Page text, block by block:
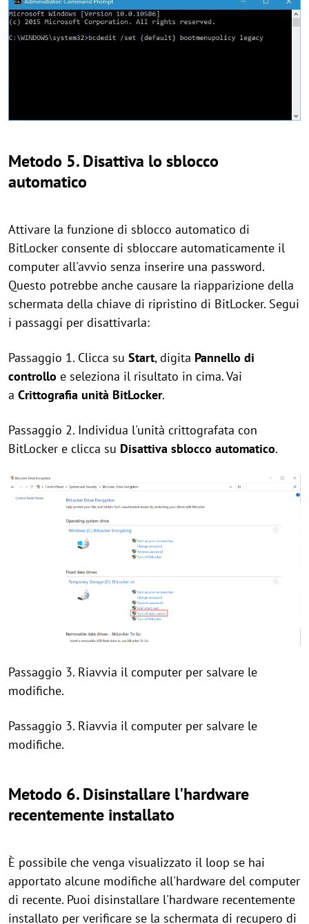
Metodo 5. Disattiva lo sblocco
automatico
Attivare la funzione di sblocco automatico di
BitLocker consente di sbloccare automaticamente il
computer all'avvio senza inserire una password.
Questo potrebbe anche causare la riapparizione della
schermata della chiave di ripristino di BitLocker. Segui
i passaggi per disattivarla:
Passaggio 1. Clicca su Start, digita Pannello di
controllo e seleziona il risultato in cima. Vai
a Crittografia unità BitLocker.
Passaggio 2. Individua l'unità crittografata con
BitLocker e clicca su Disattiva sblocco automatico.
Passaggio 3. Riavvia il computer per salvare le
modifiche.
Passaggio 3. Riavvia il computer per salvare le
modifiche.
Metodo 6. Disinstallare l'hardware
recentemente installato
È possibile che venga visualizzato il loop se hai
apportato alcune modifiche all'hardware del computer
di recente. Puoi disinstallare l'hardware recentemente
installato per verificare se la schermata di recupero di